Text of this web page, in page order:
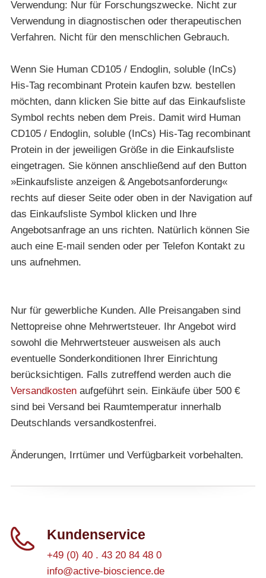
Verwendung: Nur für Forschungszwecke. Nicht zur
Verwendung in diagnostischen oder therapeutischen
Verfahren. Nicht für den menschlichen Gebrauch.
Wenn Sie Human CD105 / Endoglin, soluble (InCs)
His-Tag recombinant Protein kaufen bzw. bestellen
möchten, dann klicken Sie bitte auf das Einkaufsliste
Symbol rechts neben dem Preis. Damit wird Human
CD105 / Endoglin, soluble (InCs) His-Tag recombinant
Protein in der jeweiligen Größe in die Einkaufsliste
eingetragen. Sie können anschließend auf den Button
»Einkaufsliste anzeigen & Angebotsanforderung«
rechts auf dieser Seite oder oben in der Navigation auf
das Einkaufsliste Symbol klicken und Ihre
Angebotsanfrage an uns richten. Natürlich können Sie
auch eine E-mail senden oder per Telefon Kontakt zu
uns aufnehmen.
Nur für gewerbliche Kunden. Alle Preisangaben sind
Nettopreise ohne Mehrwertsteuer. Ihr Angebot wird
sowohl die Mehrwertsteuer ausweisen als auch
eventuelle Sonderkonditionen Ihrer Einrichtung
berücksichtigen. Falls zutreffend werden auch die
Versandkostenaufgeführt sein. Einkäufe über 500 €
sind bei Versand bei Raumtemperatur innerhalb
Deutschlands versandkostenfrei.
Änderungen, Irrtümer und Verfügbarkeit vorbehalten.
Kundenservice
+49 (0) 40 . 43 20 84 48 0
info@active-bioscience.de